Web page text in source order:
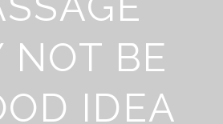
NOT BE
IDEA